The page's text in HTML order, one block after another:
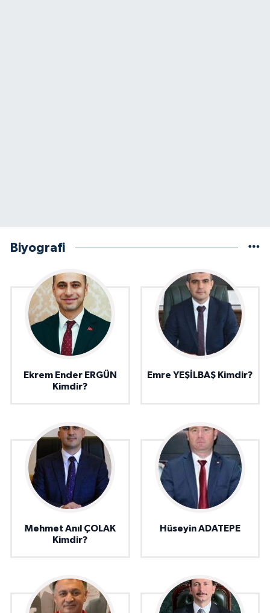
Biyografi
Ekrem Ender ERGÜN
Kimdir?
Emre YEŞİLBAŞ Kimdir?
Mehmet Anıl ÇOLAK
Kimdir?
Hüseyin ADATEPE